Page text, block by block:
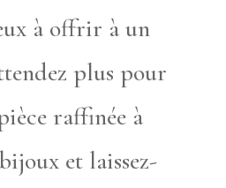
à offrir à un
plus pour
raffinée à
et laissez-